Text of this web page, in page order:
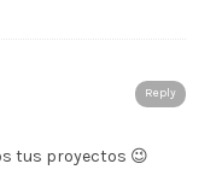
Reply
tus proyectos 😉